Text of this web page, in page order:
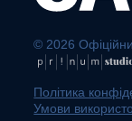
© 2026
Політика
Умови